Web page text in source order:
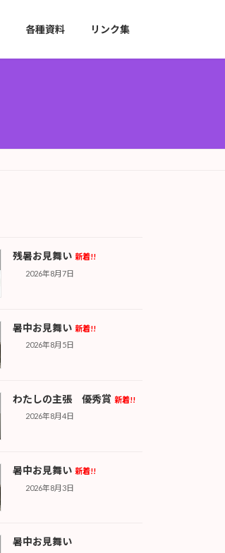
各種資料 リンク集
残暑お見舞い 新着!!
2026年8月7日
暑中お見舞い 新着!!
2026年8月5日
わたしの主張 優秀賞 新着!!
2026年8月4日
暑中お見舞い 新着!!
2026年8月3日
暑中お見舞い